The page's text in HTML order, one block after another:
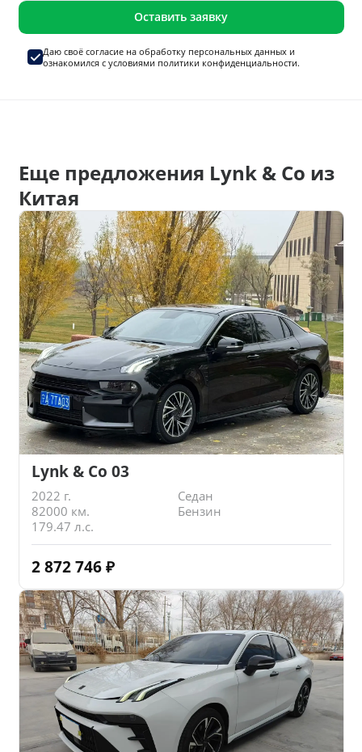
Оставить заявку
Даю своё согласие на обработку персональных данныхи
ознакомился с условиями политики конфиденциальности.
Еще предложения Lynk & Co из
Китая
Lynk & Co 03
2022 г.
Седан
82000 км.
Бензин
179.47 л.с.
2 872 746 ₽